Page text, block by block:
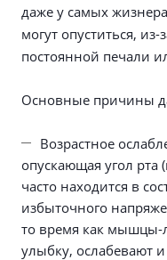
даже у самых
могут опуститься, из-
постоянной печали
Основные причины
Возрастное
опускающая угол рта
часто находится в
избыточного
то время как мышцы-
улыбку, ослабевают